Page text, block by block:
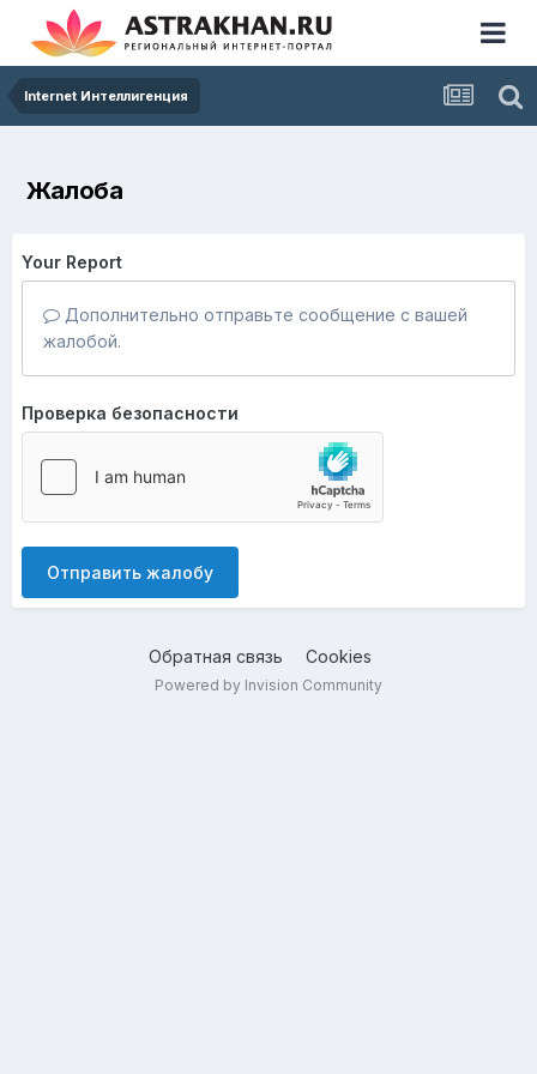
Internet Интеллигенция
Жалоба
Your Report
Дополнительно отправьте сообщение с вашей
жалобой.
Проверка безопасности
Отправить жалобу
Обратная связь Cookies
Powered by Invision Community